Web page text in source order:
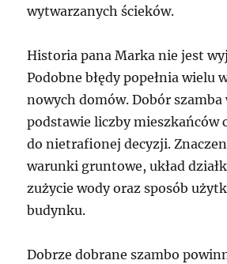
wytwarzanych ścieków.
Historia pana Marka nie jest
Podobne błędy popełnia wielu
nowych domów. Dobór szamba
podstawie liczby mieszkańców
do nietrafionej decyzji.
warunki gruntowe, układ
zużycie wody oraz sposób
budynku.
Dobrze dobrane szambo